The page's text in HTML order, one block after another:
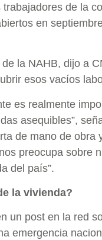
de la
en
la NAHB, dijo a
esos vacíos
es realmente
asequibles”,
de mano de obra
preocupa sobre
del país”.
la vivienda?
un post en la red
emergencia